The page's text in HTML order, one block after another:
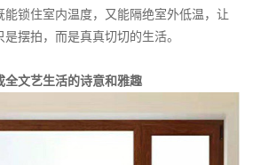
锁住室内温度，又能隔绝室外低温，让
摆拍，而是真真切切的生活。
全文艺生活的诗意和雅趣